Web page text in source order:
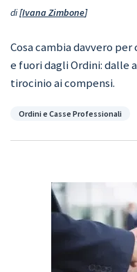
di Ivana Zimbone
Cosa cambia davvero
e fuori dagli Ordini: dalle
tirocinio ai compensi.
Categorie
Ordini e Casse Professionali